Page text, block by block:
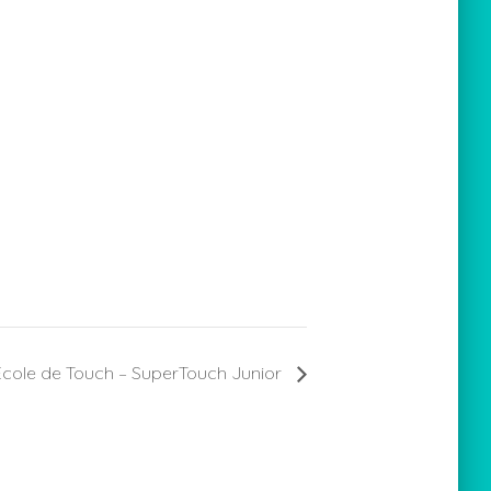
de Touch – SuperTouch Junior